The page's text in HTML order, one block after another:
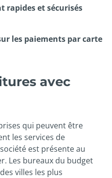
rapides et sécurisés
les paiements par carte
avec
qui peuvent être
les services de
est présente au
Les bureaux du budget
villes les plus